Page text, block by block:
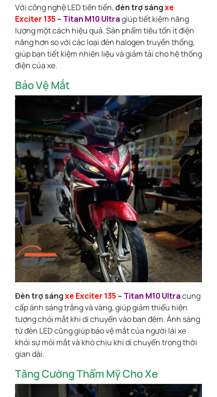
Với công nghệ LED tiên tiến,đèn trợ sángxe
Exciter 135 – Titan M10 Ultragiúp tiết kiệm năng
lượng một cách hiệu quả. Sản phẩm tiêu tốn ít điện
năng hơn so với các loại đèn halogen truyền thống,
giúp bạn tiết kiệm nhiên liệu và giảm tải cho hệ thống
điện của xe.
Bảo Vệ Mắt
Đèn trợ sángxe Exciter 135 – Titan M10 Ultracung
cấp ánh sáng trắng và vàng, giúp giảm thiểu hiện
tượng chói mắt khi di chuyển vào ban đêm. Ánh sáng
từ đèn LED cũng giúp bảo vệ mắt của người lái xe
khỏi sự mỏi mắt và khó chịu khi di chuyển trong thời
gian dài.
Tăng Cường Thẩm Mỹ Cho Xe